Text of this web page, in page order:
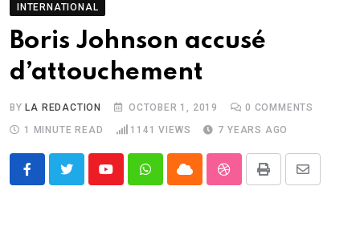
INTERNATIONAL
Boris Johnson accusé
d’attouchement
BYLA REDACTION OCTOBER 1, 2019 0 COMMENTS
1 MINUTE READ
1141 VIEWS 7 YEARS AGO
YoutubeWhatsappCloud StumbleUpon
Print
Share